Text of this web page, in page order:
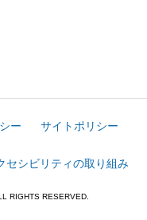
ー サイトポリシー
セシビリティの取り組み
RIGHTS RESERVED.